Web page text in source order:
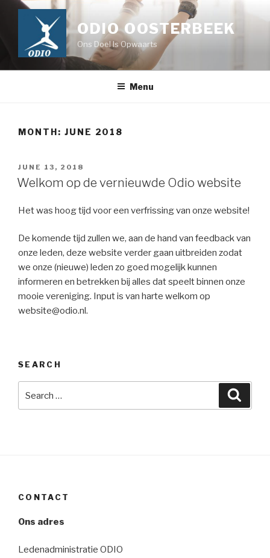
ODIO OOSTERBEEK
Ons Doel Is Opwaarts
Menu
MONTH: JUNE 2018
POSTED
ON
JUNE 13, 2018
Welkom op de vernieuwde Odio website
Het was hoog tijd voor een verfrissing van onze website!
De komende tijd zullen we, aan de hand van feedback van
onze leden, deze website verder gaan uitbreiden zodat
we onze (nieuwe) leden zo goed mogelijk kunnen
informeren en betrekken bij alles dat speelt binnen onze
mooie vereniging. Input is van harte welkom op
website@odio.nl.
SEARCH
for:
CONTACT
Ons adres
Ledenadministratie ODIO